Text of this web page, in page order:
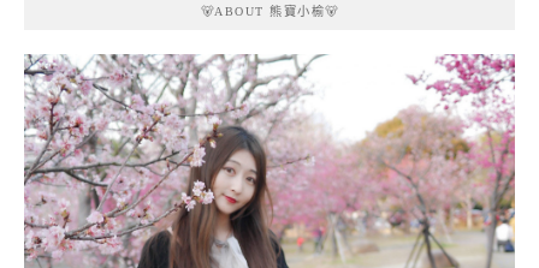
🐻ABOUT 熊寶小榆🐻